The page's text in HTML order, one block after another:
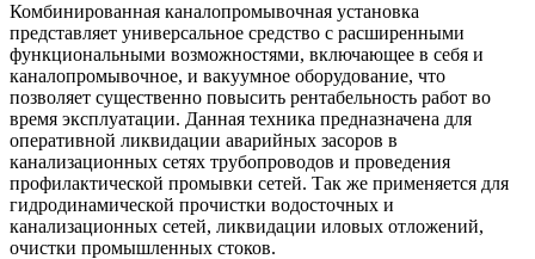
Комбинированная каналопромывочная установка
представляет универсальное средство с расширенными
функциональными возможностями, включающее в себя и
каналопромывочное, и вакуумное оборудование, что
позволяет существенно повысить рентабельность работ во
время эксплуатации. Данная техника предназначена для
оперативной ликвидации аварийных засоров в
канализационных сетях трубопроводов и проведения
профилактической промывки сетей. Так же применяется для
гидродинамической прочистки водосточных и
канализационных сетей, ликвидации иловых отложений,
очистки промышленных стоков.